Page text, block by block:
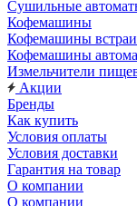
Сушильные
Кофемашины
Кофемашины
Кофемашины
Измельчители
Акции
Бренды
Как купить
Условия оплаты
Условия доставки
Гарантия на товар
О компании
О компании